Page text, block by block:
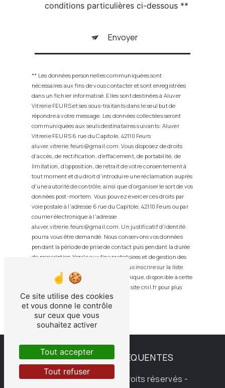
conditions particulières ci-dessous **
Envoyer
** Les données personnelles communiquées sont
nécessaires aux fins de vous contacter et sont enregistrées
dans un fichier informatisé. Elles sont destinées à Aluver
Vitrerie FEURS et ses sous-traitants dans le seul but de
répondre à votre message. Les données collectées seront
communiquées aux seuls destinataires suivants: Aluver
Vitrerie FEURS 6 rue du Capitole, 42110 Feurs
aluver.vitrerie.feurs@gmail.com. Vous disposez de droits
d’accès, de rectification, d’effacement, de portabilité, de
limitation, d’opposition, de retrait de votre consentement à
tout moment et du droit d’introduire une réclamation auprès
d’une autorité de contrôle, ainsi que d’organiser le sort de vos
données post-mortem. Vous pouvez exercer ces droits par
voie postale à l'adresse 6 rue du Capitole, 42110 Feurs ou par
courrier électronique à l'adresse
aluver.vitrerie.feurs@gmail.com. Un justificatif d'identité
pourra vous être demandé. Nous conservons vos données
pendant la période de prise de contact puis pendant la durée
de prescription légale aux fins probatoires et de gestion des
contentieux. Vous avez le droit de vous inscrire sur la liste
d'opposition au démarchage téléphonique, disponible à cette
. Consultez le site cnil.fr pour plus
d’informations sur vos droits.
RECHERCHES FRÉQUENTES
©Vistalid- 2026 - Tous droits réservés -
Ce site utilise des cookies
et vous donne le contrôle
sur ceux que vous
souhaitez activer
Tout accepter
Tout refuser